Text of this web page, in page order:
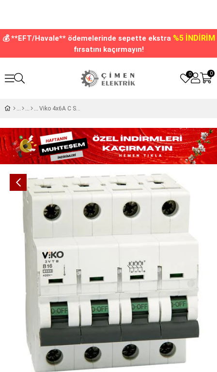
💰 **EFT/Havale** ödemelerinde sepette ekstra %5 İNDİRİM
fırsatını kaçırmayın!
0
0
Viko 4x6A C Serisi 10kA Otomatik Sigorta 10VTB-4C06